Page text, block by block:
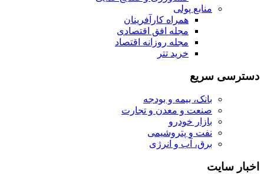
منابع پولی
همراه کارآفرینان
مجله افق اقتصادی
مجله روزانه اقتصاد
خرید تتر
دسترسی سریع
بانک، بیمه و بودجه
صنعت و معدن و تجارت
بازار خودرو
نفت و پتروشیمی
برق، آب و انرژی
اخبار سایت